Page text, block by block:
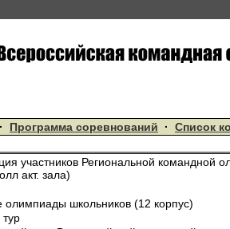
· Программа соревнований · Список
участников Региональной командной
акт. зала)
олимпиады школьников (12 корпус)